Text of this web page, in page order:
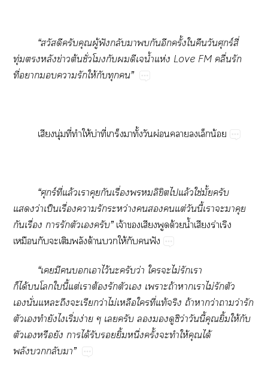
“สวัสดีครับคุณผู้ฟังกลับากันอีกครั้งใคืนวันศุกร์สี่
ทุ่มหลังข่าวต้นชั่วโมงกับดีเจน้ำแห่ง Love FM คลื่นรัก
ที่าารักให้กับทุก”
เสียงนุ่มที่ทำให้บ่าที่เกร็งมาทั้งวันผ่อนาเล็กน้อย
“ศุกร์ที่แล้วเาคุยกันเรื่องลิขิตไแล้วใช่มั้ยครับ
แว่าเป็นเรื่องารักระหว่างแต่วันนี้เาะาคุย
กันเรื่อง ารักตัวเครับ”เจ้าเสียงพูดด้วยน้ำเสียงร่าเริง
เหมือนกับะเติมพลังด้านให้กับฟัง
“เมีเาไว้ะครับว่า ใะไม่รักเา
ก็ได้โในี้แต่เาต้องรักตัวเ เาะถ้าาเาไม่รักตัว
เนั่นแะถึงะเรียกว่าไม่เหลือใที่แท้จริง ถ้าาว่าาว่ารัก
ตัวเทำยังไเริ่มง่าย ๆ เครับ ดูซิว่าวันนี้คุณยิ้มให้กับ
ตัวเหรือยัง าได้รับยิ้มหนึ่งครั้งะทำให้คุณได้
พลังกลับา”